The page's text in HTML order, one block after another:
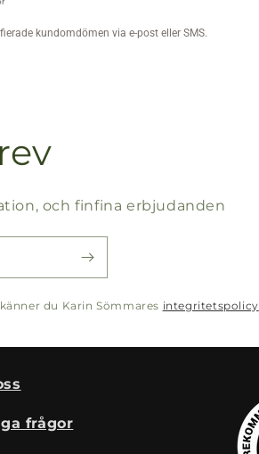
och finfina erbjudanden
du Karin Sömmares integritetspolicy
frågor